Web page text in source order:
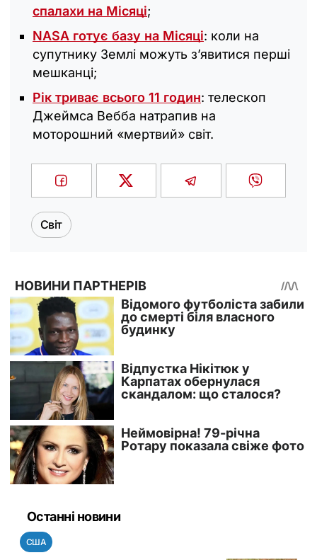
спалахи на Місяці;
NASA готує базу на Місяці: коли на
супутнику Землі можуть з’явитися перші
мешканці;
Рік триває всього 11 годин: телескоп
Джеймса Вебба натрапив на
моторошний «мертвий» світ.
Світ
Останні новини
США